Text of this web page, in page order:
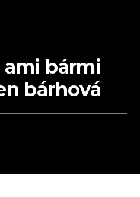
ami bármi
bárhová